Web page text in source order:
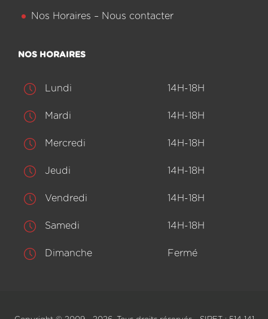
Nos Horaires – Nous contacter
NOS HORAIRES
Lundi 14H-18H
Mardi 14H-18H
Mercredi 14H-18H
Jeudi 14H-18H
Vendredi 14H-18H
Samedi 14H-18H
Dimanche Fermé